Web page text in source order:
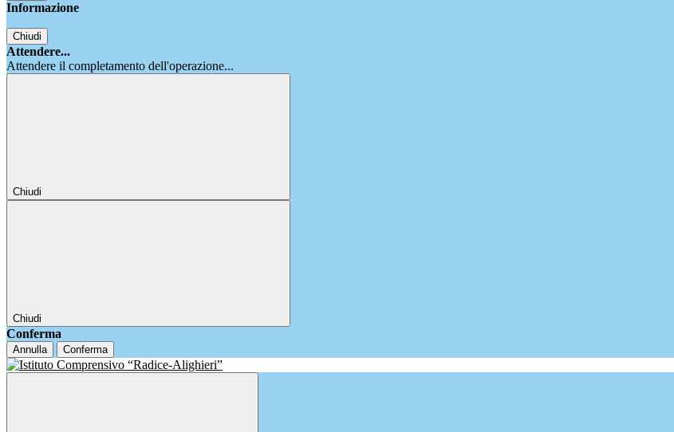
Informazione
Chiudi
Attendere...
Attendere il completamento dell'operazione...
Chiudi
Chiudi
Conferma
Annulla Conferma